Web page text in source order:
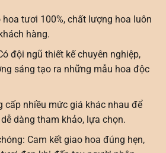
tươi 100%, chất lượng hoa luôn
hàng.
đội ngũ thiết kế chuyên nghiệp,
sáng tạo ra những mẫu hoa độc
cấp nhiều mức giá khác nhau để
dàng tham khảo, lựa chọn.
Cam kết giao hoa đúng hẹn,